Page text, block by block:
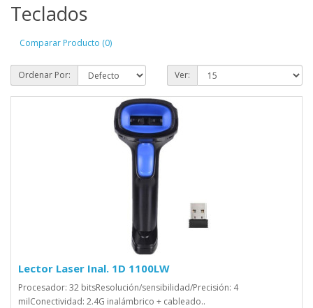
Teclados
Comparar Producto (0)
Ordenar Por: Ver:
Lector Laser Inal. 1D 1100LW
Procesador: 32 bitsResolución/sensibilidad/Precisión: 4
milConectividad: 2.4G inalámbrico + cableado..